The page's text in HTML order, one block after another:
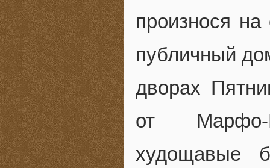
произнося
публичный
дворах
от Марфо-
худощавые